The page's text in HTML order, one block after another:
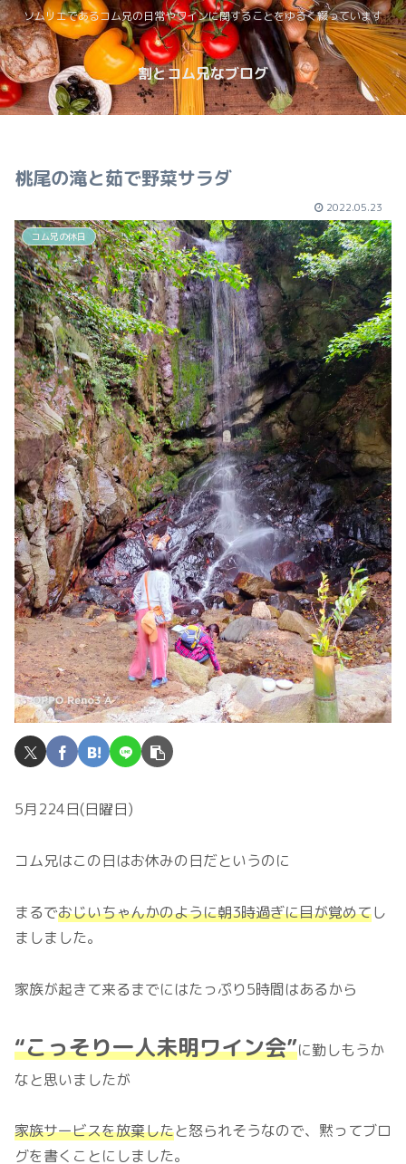
ソムリエであるコム兄の日常やワインに関することをゆるく綴っています
割とコム兄なブログ
桃尾の滝と茹で野菜サラダ
2022.05.23
コム兄の休日
5月224日(日曜日)
コム兄はこの日はお休みの日だというのに
まるでおじいちゃんかのように朝3時過ぎに目が覚めてし
ましました。
家族が起きて来るまでにはたっぷり5時間はあるから
“こっそり一人未明ワイン会”に勤しもうか
なと思いましたが
家族サービスを放棄したと怒られそうなので、黙ってブロ
グを書くことにしました。